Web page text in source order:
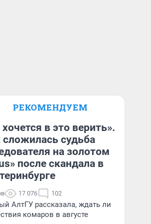
РЕКОМЕНДУЕМ
в это верить».
сложилась судьба
на золотом
после скандала в
17 076 102
АлтГУ рассказала, ждать ли
комаров в августе